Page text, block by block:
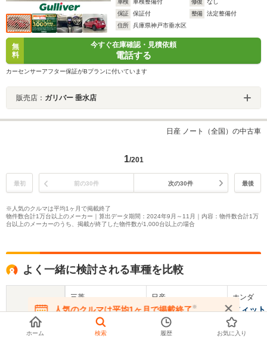
車検
車検整備付 修復
なし
保証
保証付 整備
法定整備付
住所
兵庫県神戸市垂水区
無
料
今すぐ在庫確認・見積依頼
電話する
カーセンサーアフター保証がBプランに付いています
販売店： ガリバー 垂水店
日産 ノート（全国）の中古車
1/201
最初 前の30件 次の30件 最後
※人気のクルマは平均1ヶ月で掲載終了
物件数合計1万台以上のメーカー｜算出データ期間：2024年9月～11月｜内容：物件数合計1万
台以上のメーカーのうち、掲載が終了した物件数が1,000台以上の場合
よく一緒に検討される車種を比較
基本情報
三菱
ミラージュ
日産
ティーダ
ホンダ
フィット
人気のクルマは平均1ヶ月で掲載終了※
在庫が無くなる前にお問い合わせください
ホーム 検索 履歴 お気に入り